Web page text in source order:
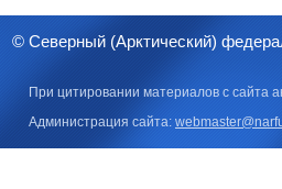
© Северный (Арктический)
При цитировании материалов с сайта
Администрация сайта: